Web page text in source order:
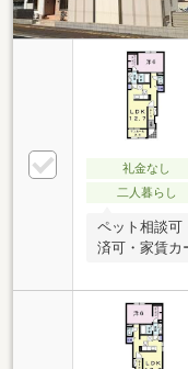
礼金なし
二人暮らし
ペット相談可
済可・家賃カ